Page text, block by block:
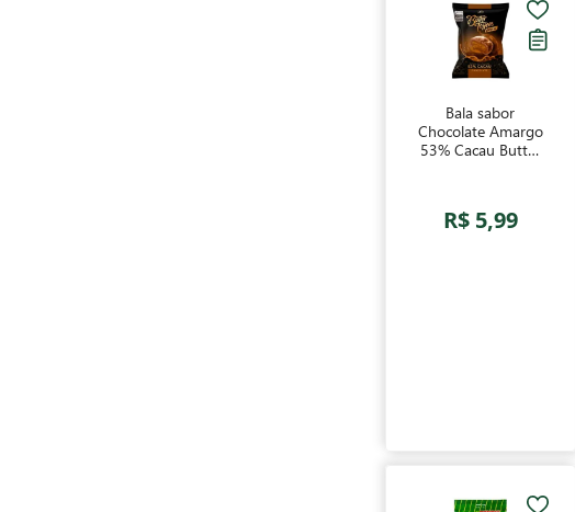
Bala sabor
Chocolate Amargo
53% Cacau Butter
R$ 5,99